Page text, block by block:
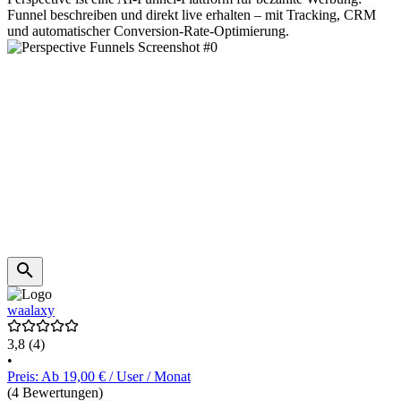
Funnel beschreiben und direkt live erhalten – mit Tracking, CRM
und automatischer Conversion-Rate-Optimierung.
waalaxy
3,8 (4)
•
Preis: Ab 19,00 € / User / Monat
(4 Bewertungen)